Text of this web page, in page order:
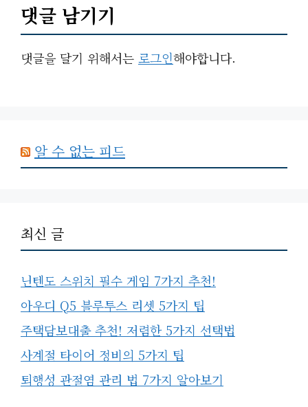
댓글 남기기
댓글을 달기 위해서는 로그인해야합니다.
알 수 없는 피드
최신 글
닌텐도 스위치 필수 게임 7가지 추천!
아우디 Q5 블루투스 리셋 5가지 팁
주택담보대출 추천! 저렴한 5가지 선택법
사계절 타이어 정비의 5가지 팁
퇴행성 관절염 관리 법 7가지 알아보기